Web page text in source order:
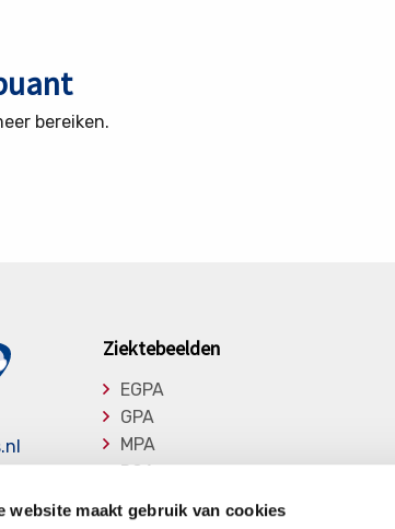
website maakt gebruik van cookies
bereiken.
Ziektebeelden
EGPA
GPA
MPA
RCA
Takayasu